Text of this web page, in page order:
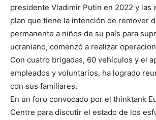
presidente Vladimir Putin en 2022 y las
plan que tiene la intención de remover
permanente a niños de su país para
ucraniano, comenzó a realizar
Con cuatro brigadas, 60 vehículos y el
empleados y voluntarios, ha logrado
con sus familiares.
En un foro convocado por el thinktank
Centre para discutir el estado de los